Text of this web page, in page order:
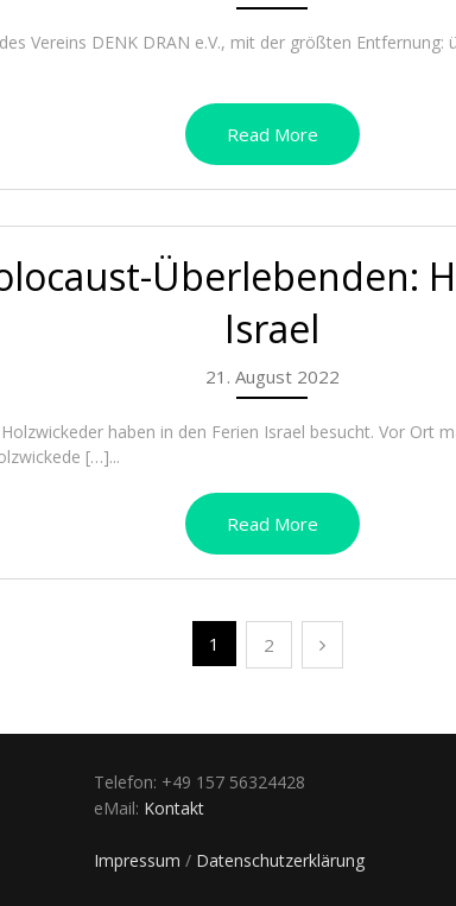
Vereins DENK DRAN e.V., mit der größten
Read More
Überlebenden:
Israel
21. August 2022
haben in den Ferien Israel besucht. Vor Ort
[…]...
Read More
1 2
Telefon: +49 157 56324428
eMail: Kontakt
Impressum / Datenschutzerklärung